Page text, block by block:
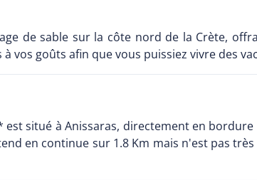
de sable sur la côte nord de la Crète,
vos goûts afin que vous puissiez vivre des
est situé à Anissaras, directement en
en continue sur 1.8 Km mais n'est pas